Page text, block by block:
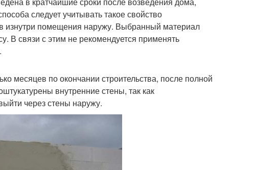
следует учитывать такое свойство
изнутри помещения наружу. Выбранный материал
В связи с этим не рекомендуется применять
месяцев по окончании строительства, после полной
внутренние стены, так как
через стены наружу.